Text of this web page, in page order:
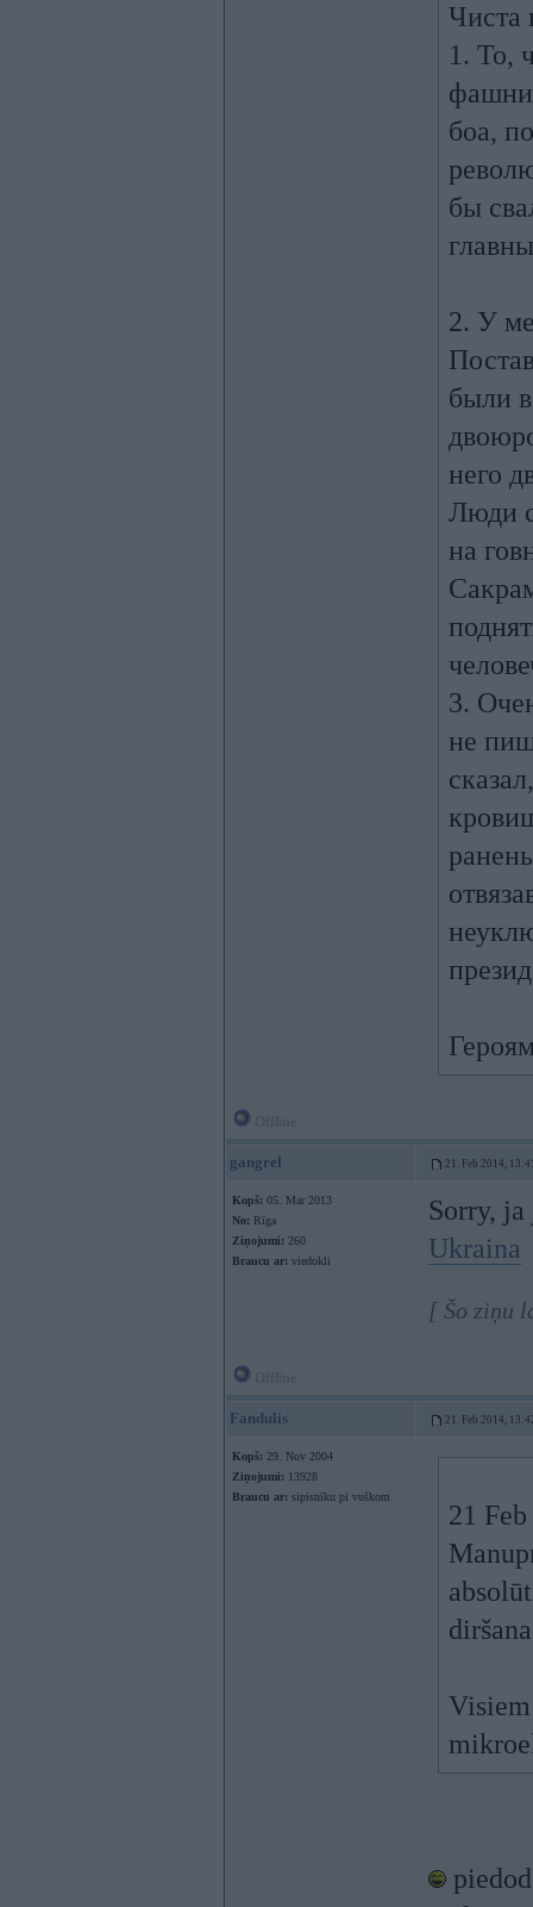
Чиста
1. То,
боа,
бы
2. У
были
него
Люди
на
3.
не
gangrel 21. Feb 2014,
Kopš: 05. Mar 2013
No: Rīga
Ziņojumi: 260
Braucu ar: viedokli
Sorry,
Ukraina
[ Šo ziņu
Fandulis 21. Feb 2014,
Kopš: 29. Nov 2004
Ziņojumi: 13928
Braucu ar: sipisnīku pi vuškom
21